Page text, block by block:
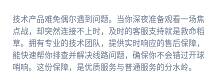
技术产品难免偶尔遇到问题。当你深夜准备观看一场焦
点战，却突然连接不上时，及时的客服支持就是救命稻
草。拥有专业的技术团队，提供实时响应的售后保障，
能快速帮你排查并解决线路问题，确保你不会错过开球
哨响。这份保障，是优质服务与普通服务的分水岭。